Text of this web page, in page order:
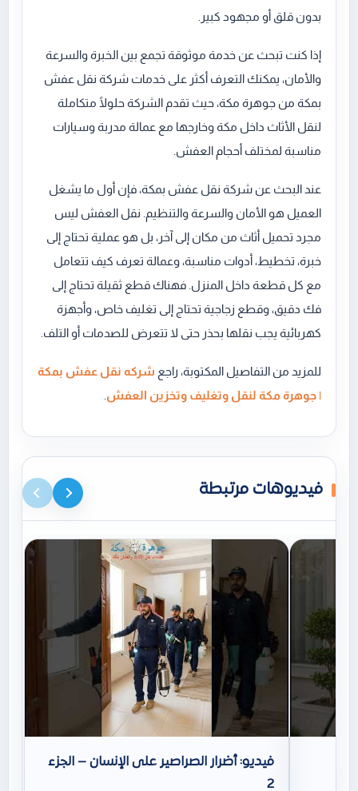
بدون قلق أو مجهود كبير.
إذا كنت تبحث عن خدمة موثوقة تجمع بين الخبرة والسرعة
والأمان، يمكنك التعرف أكثر على خدمات شركة نقل عفش
بمكة من جوهرة مكة، حيث تقدم الشركة حلولًا متكاملة
لنقل الأثاث داخل مكة وخارجها مع عمالة مدربة وسيارات
مناسبة لمختلف أحجام العفش.
عند البحث عن شركة نقل عفش بمكة، فإن أول ما يشغل
العميل هو الأمان والسرعة والتنظيم. نقل العفش ليس
مجرد تحميل أثاث من مكان إلى آخر، بل هو عملية تحتاج إلى
خبرة، تخطيط، أدوات مناسبة، وعمالة تعرف كيف تتعامل
مع كل قطعة داخل المنزل. فهناك قطع ثقيلة تحتاج إلى
فك دقيق، وقطع زجاجية تحتاج إلى تغليف خاص، وأجهزة
كهربائية يجب نقلها بحذر حتى لا تتعرض للصدمات أو التلف.
للمزيد من التفاصيل المكتوبة، راجع شركه نقل عفش بمكة
| جوهرة مكة لنقل وتغليف وتخزين العفش
فيديوهات مرتبطة
فيديو: أضرار الصراصير على الإنسان – الجزء
2